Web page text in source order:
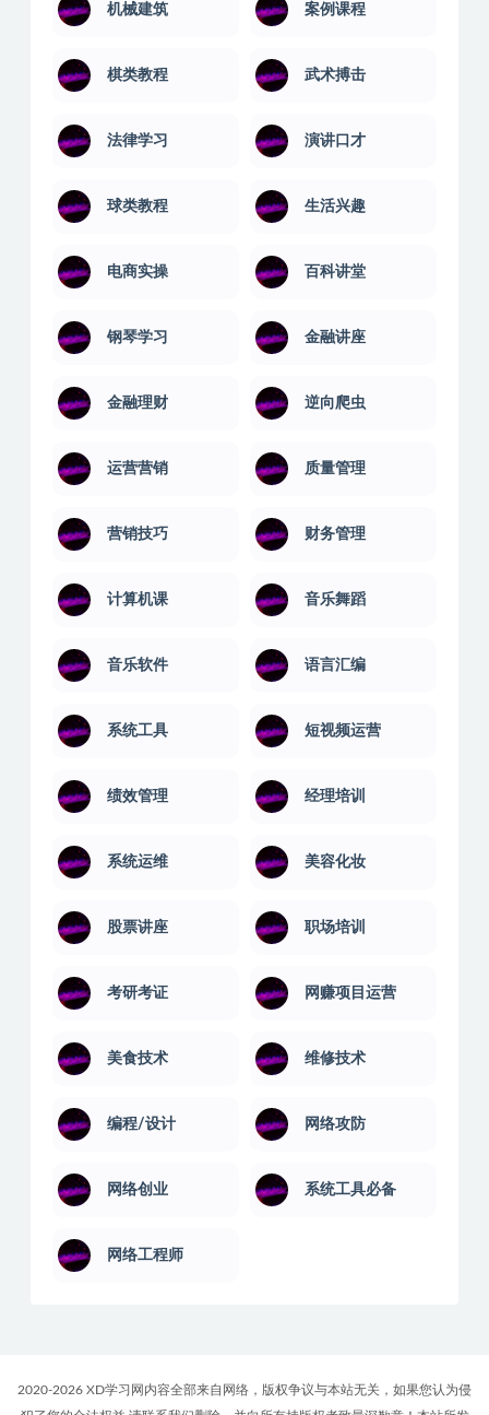
机械建筑 案例课程
棋类教程 武术搏击
法律学习 演讲口才
球类教程 生活兴趣
电商实操 百科讲堂
钢琴学习 金融讲座
金融理财 逆向爬虫
运营营销 质量管理
营销技巧 财务管理
计算机课 音乐舞蹈
音乐软件 语言汇编
系统工具 短视频运营
绩效管理 经理培训
系统运维 美容化妆
股票讲座 职场培训
考研考证 网赚项目运营
美食技术 维修技术
编程/设计 网络攻防
网络创业 系统工具必备
网络工程师
2020-2026 XD学习网内容全部来自网络，版权争议与本站无关，如果您认为侵